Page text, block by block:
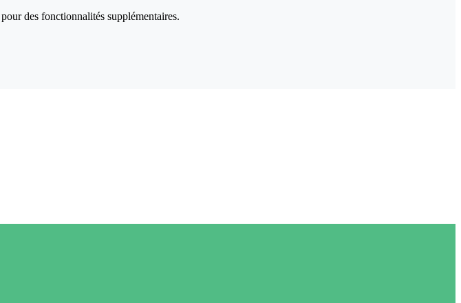
pour des fonctionnalités supplémentaires.